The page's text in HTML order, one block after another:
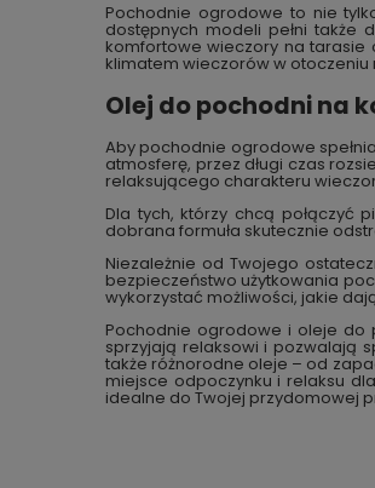
Pochodnie ogrodowe to nie
dostępnych modeli pełni
komfortowe wieczory na tarasie
klimatem wieczorów w otoczeniu
Olej do pochodni na
Aby pochodnie ogrodowe
atmosferę, przez długi czas
relaksującego charakteru
Dla tych, którzy chcą połączyć
dobrana formuła skutecznie
Niezależnie od Twojego
bezpieczeństwo użytkowania
wykorzystać możliwości, jakie
Pochodnie ogrodowe i oleje do
sprzyjają relaksowi i pozwalają
także różnorodne oleje – od
miejsce odpoczynku i relaksu
idealne do Twojej przydomowej